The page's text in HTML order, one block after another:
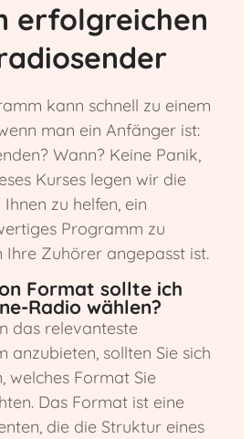
erfolgreichen
kann schnell zu einem
man ein Anfänger ist:
Wann? Keine Panik,
Kurses legen wir die
zu helfen, ein
Programm zu
Ihre Zuhörer angepasst ist.
Format sollte ich
Radio wählen?
das relevanteste
anzubieten, sollten Sie sich
welches Format Sie
Das Format ist eine
die die Struktur eines